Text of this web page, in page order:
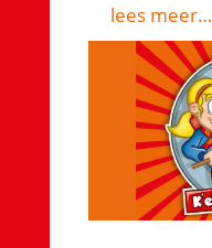
lees meer…